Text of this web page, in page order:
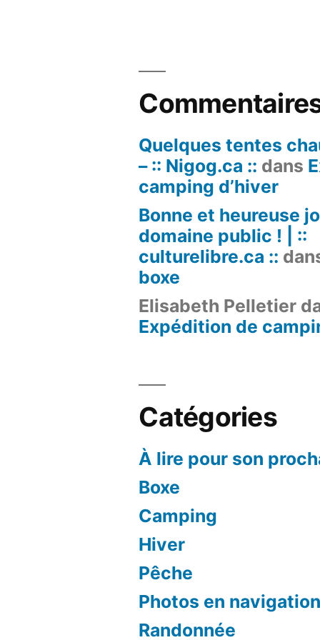
Quelques tentes
– :: Nigog.ca :: dans
camping d’hiver
Bonne et heureuse
domaine public ! | ::
culturelibre.ca ::
boxe
Elisabeth Pelletier
Expédition de
Catégories
À lire pour son
Boxe
Camping
Hiver
Pêche
Photos en navigation
Randonnée